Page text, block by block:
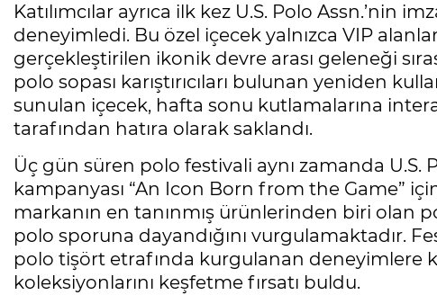
Katılımcılar ayrıca ilk kez U.S. Polo Assn.’nin
deneyimledi. Bu özel içecek yalnızca VIP
gerçekleştirilen ikonik devre arası geleneği
polo sopası karıştırıcıları bulunan yeniden
sunulan içecek, hafta sonu kutlamalarına
tarafından hatıra olarak saklandı.
Üç gün süren polo festivali aynı zamanda U.S.
kampanyası “An Icon Born from the Game”
markanın en tanınmış ürünlerinden biri
polo sporuna dayandığını vurgulamaktadır.
polo tişört etrafında kurgulanan deneyimlere
koleksiyonlarını keşfetme fırsatı buldu.